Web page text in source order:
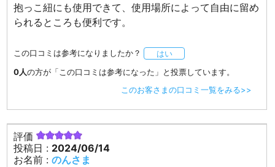
抱っこ紐にも使用できて、使用場所によって自由に留め
られるところも便利です。
この口コミは参考になりましたか？
はい
0人の方が「この口コミは参考になった」と投票しています。
このお客さまの口コミ一覧をみる>>
評価
投稿日 : 2024/06/14
お名前 :のんさま